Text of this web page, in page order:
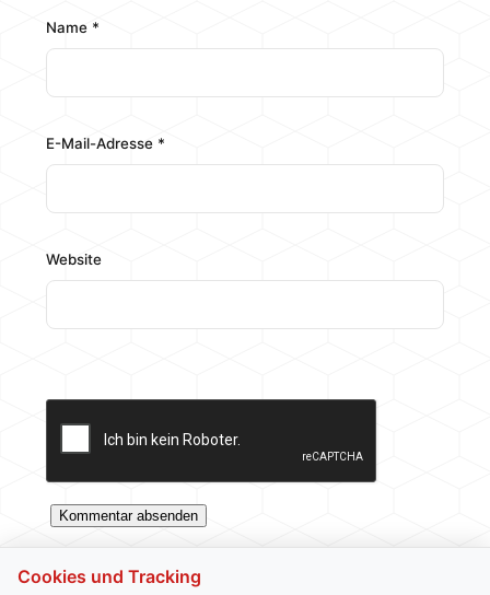
Name *
E-Mail-Adresse *
Website
Cookies und Tracking